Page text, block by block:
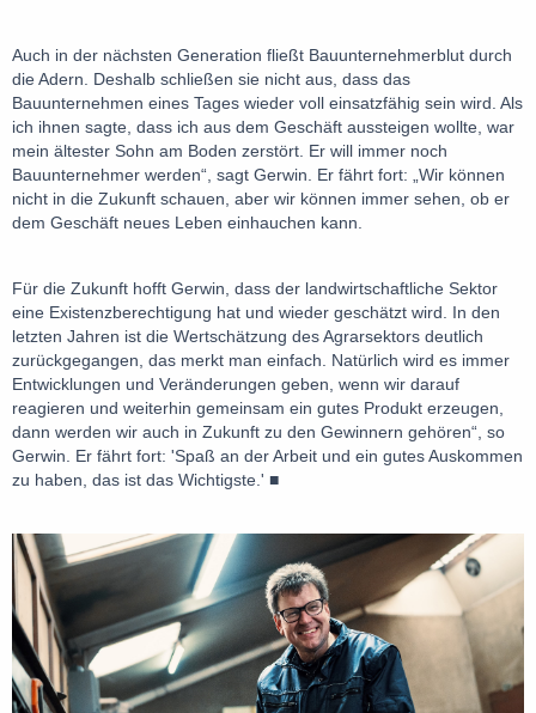
Auch in der nächsten Generation fließt Bauunternehmerblut durch
die Adern. Deshalb schließen sie nicht aus, dass das
Bauunternehmen eines Tages wieder voll einsatzfähig sein wird. Als
ich ihnen sagte, dass ich aus dem Geschäft aussteigen wollte, war
mein ältester Sohn am Boden zerstört. Er will immer noch
Bauunternehmer werden“, sagt Gerwin. Er fährt fort: „Wir können
nicht in die Zukunft schauen, aber wir können immer sehen, ob er
dem Geschäft neues Leben einhauchen kann.
Für die Zukunft hofft Gerwin, dass der landwirtschaftliche Sektor
eine Existenzberechtigung hat und wieder geschätzt wird. In den
letzten Jahren ist die Wertschätzung des Agrarsektors deutlich
zurückgegangen, das merkt man einfach. Natürlich wird es immer
Entwicklungen und Veränderungen geben, wenn wir darauf
reagieren und weiterhin gemeinsam ein gutes Produkt erzeugen,
dann werden wir auch in Zukunft zu den Gewinnern gehören“, so
Gerwin. Er fährt fort: 'Spaß an der Arbeit und ein gutes Auskommen
zu haben, das ist das Wichtigste.' ■